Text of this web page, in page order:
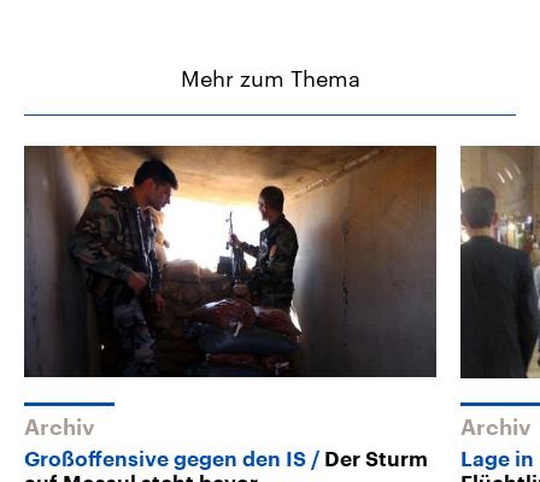
Mehr zum Thema
Archiv
Großoffensive gegen den IS
Der Sturm
Archiv
Lage